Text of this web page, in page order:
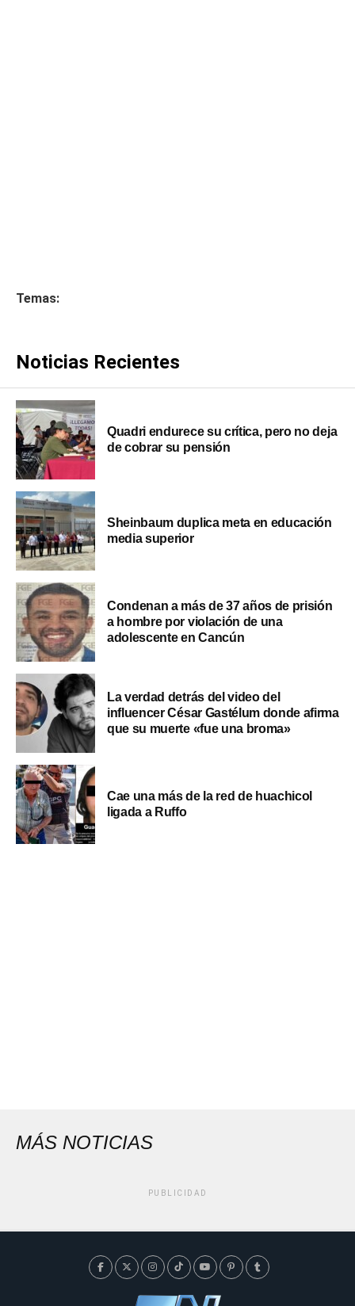
Temas:
Noticias Recientes
Quadri endurece su crítica, pero no deja
de cobrar su pensión
Sheinbaum duplica meta en educación
media superior
Condenan a más de 37 años de prisión
a hombre por violación de una
adolescente en Cancún
La verdad detrás del video del
influencer César Gastélum donde afirma
que su muerte «fue una broma»
Cae una más de la red de huachicol
ligada a Ruffo
MÁS NOTICIAS
PUBLICIDAD